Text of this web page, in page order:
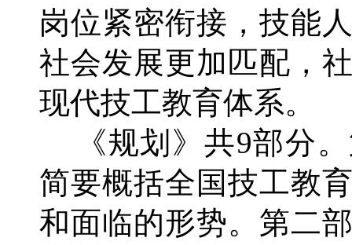
岗位紧密衔接，技能
社会发展更加匹配，
现代技工教育体系。
《规划》共9部分。
简要概括全国技工教
和面临的形势。第二